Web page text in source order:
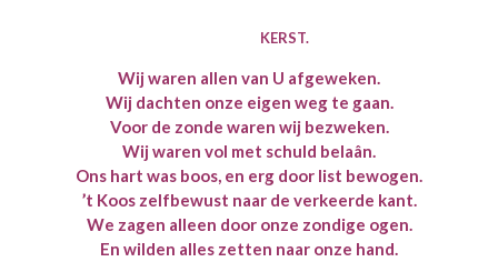
KERST.
Wij waren allen van U afgeweken.
Wij dachten onze eigen weg te gaan.
Voor de zonde waren wij bezweken.
Wij waren vol met schuld belaân.
Ons hart was boos, en erg door list bewogen.
’t Koos zelfbewust naar de verkeerde kant.
We zagen alleen door onze zondige ogen.
En wilden alles zetten naar onze hand.